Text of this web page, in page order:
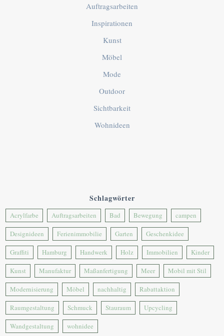
Auftragsarbeiten
Inspirationen
Kunst
Möbel
Mode
Outdoor
Sichtbarkeit
Wohnideen
Schlagwörter
Acrylfarbe Auftragsarbeiten Bad Bewegung campen
Designideen Ferienimmobilie Garten Geschenkidee
Graffiti Hamburg Handwerk Holz Immobilien Kinder
Kunst Manufaktur Maßanfertigung Meer Mobil mit Stil
Modernisierung Möbel nachhaltig Rabattaktion
Raumgestaltung Schmuck Stauraum Upcycling
Wandgestaltung wohnidee